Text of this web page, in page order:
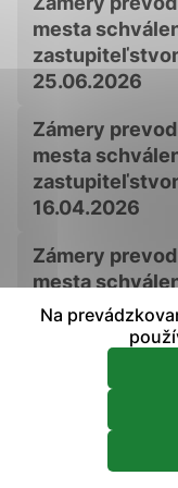
mesta
25.06.2026
Zámery
mesta
16.04.2026
Zámery
mesta
12.02.2026
Zámery
mesta
Na
prístup k
týchto súborov
Analytické cookies
pochopiť, ako
mohol stránky
skúsenosť. Všetky
možné ich spojiť s